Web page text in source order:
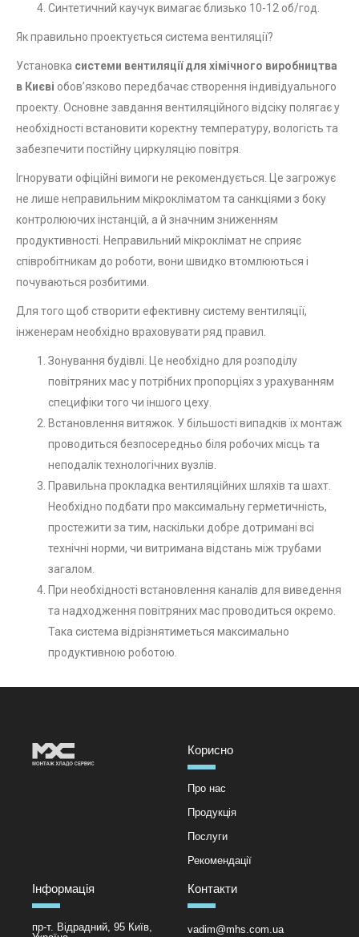
Синтетичний каучук вимагає близько 10-12 об/год.
Як правильно проектується система вентиляції?
Установка системи вентиляції для хімічного виробництва
в Києві обов’язково передбачає створення індивідуального
проекту. Основне завдання вентиляційного відсіку полягає у
необхідності встановити коректну температуру, вологість та
забезпечити постійну циркуляцію повітря.
Ігнорувати офіційні вимоги не рекомендується. Це загрожує
не лише неправильним мікрокліматом та санкціями з боку
контролюючих інстанцій, а й значним зниженням
продуктивності. Неправильний мікроклімат не сприяє
співробітникам до роботи, вони швидко втомлюються і
почуваються розбитими.
Для того щоб створити ефективну систему вентиляції,
інженерам необхідно враховувати ряд правил.
Зонування будівлі. Це необхідно для розподілу
повітряних мас у потрібних пропорціях з урахуванням
специфіки того чи іншого цеху.
Встановлення витяжок. У більшості випадків їх монтаж
проводиться безпосередньо біля робочих місць та
неподалік технологічних вузлів.
Правильна прокладка вентиляційних шляхів та шахт.
Необхідно подбати про максимальну герметичність,
простежити за тим, наскільки добре дотримані всі
технічні норми, чи витримана відстань між трубами
загалом.
При необхідності встановлення каналів для виведення
та надходження повітряних мас проводиться окремо.
Така система відрізнятиметься максимально
продуктивною роботою.
Корисно
Про нас
Продукція
Послуги
Рекомендації
Інформація
пр-т. Відрадний, 95 Київ,
Контакти
vadim@mhs.com.ua